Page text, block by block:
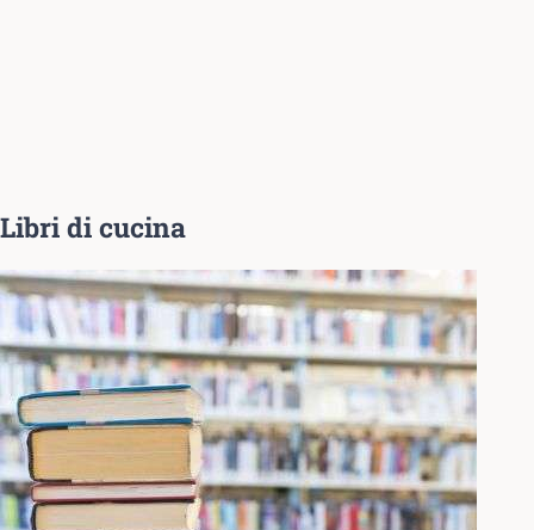
Libri di cucina